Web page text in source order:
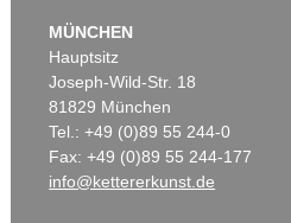
MÜNCHEN
Hauptsitz
Joseph-Wild-Str. 18
81829 München
Tel.: +49 (0)89 55 244-0
Fax: +49 (0)89 55 244-177
info@kettererkunst.de